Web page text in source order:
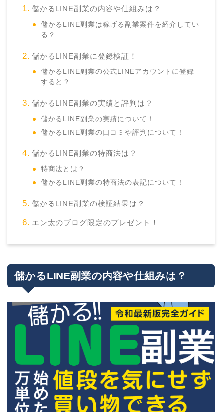
儲かるLINE副業の内容や仕組みは？
儲かるLINE副業は稼げる副業案件を紹介してい
る？
儲かるLINE副業に登録検証！
儲かるLINE副業の公式LINEアカウントに登録
すると？
儲かるLINE副業の実績と評判は？
儲かるLINE副業の実績について！
儲かるLINE副業の口コミや評判について！
儲かるLINE副業の特商法は？
特商法とは？
儲かるLINE副業の特商法の表記について！
儲かるLINE副業の検証結果は？
エン太のブログ限定のプレゼント！
儲かるLINE副業の内容や仕組みは？